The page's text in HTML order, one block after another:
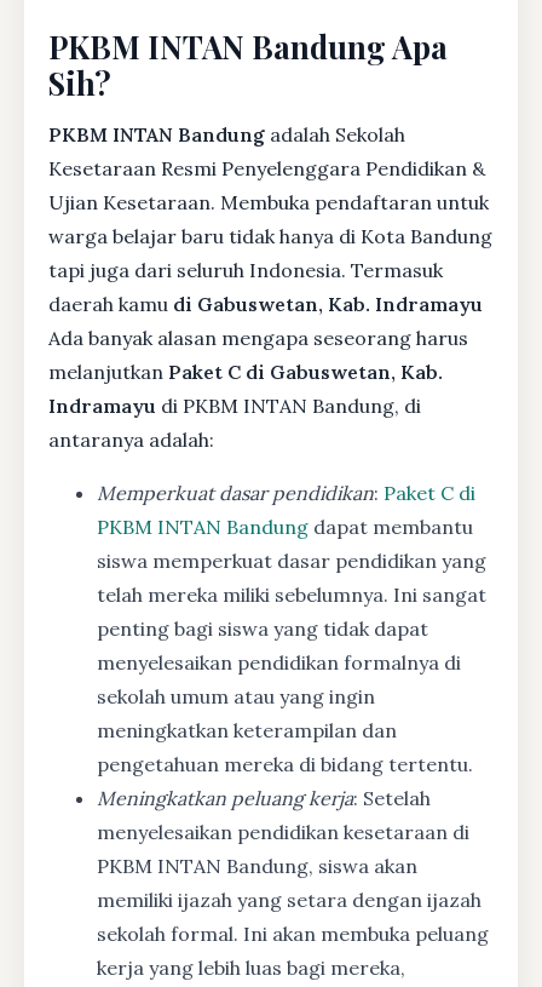
PKBM INTAN Bandung Apa
Sih?
PKBM INTAN Bandung adalah Sekolah
Kesetaraan Resmi Penyelenggara Pendidikan &
Ujian Kesetaraan. Membuka pendaftaran untuk
warga belajar baru tidak hanya di Kota Bandung
tapi juga dari seluruh Indonesia. Termasuk
daerah kamu di Gabuswetan, Kab. Indramayu
Ada banyak alasan mengapa seseorang harus
melanjutkan Paket C di Gabuswetan, Kab.
Indramayu di PKBM INTAN Bandung, di
antaranya adalah:
Memperkuat dasar pendidikan: Paket C di
PKBM INTAN Bandung dapat membantu
siswa memperkuat dasar pendidikan yang
telah mereka miliki sebelumnya. Ini sangat
penting bagi siswa yang tidak dapat
menyelesaikan pendidikan formalnya di
sekolah umum atau yang ingin
meningkatkan keterampilan dan
pengetahuan mereka di bidang tertentu.
Meningkatkan peluang kerja: Setelah
menyelesaikan pendidikan kesetaraan di
PKBM INTAN Bandung, siswa akan
memiliki ijazah yang setara dengan ijazah
sekolah formal. Ini akan membuka peluang
kerja yang lebih luas bagi mereka,